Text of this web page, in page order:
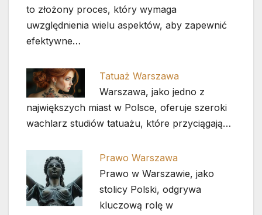
to złożony proces, który wymaga
uwzględnienia wielu aspektów, aby zapewnić
efektywne…
Tatuaż Warszawa
Warszawa, jako jedno z
największych miast w Polsce, oferuje szeroki
wachlarz studiów tatuażu, które przyciągają…
Prawo Warszawa
Prawo w Warszawie, jako
stolicy Polski, odgrywa
kluczową rolę w